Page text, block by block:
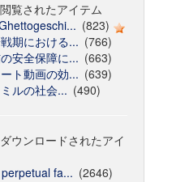
覧されたアイテム
(823)
期における... (766)
安全保障に... (663)
ト動画の効... (639)
ルの社会... (490)
ウンロードされたアイ
fa... (2646)